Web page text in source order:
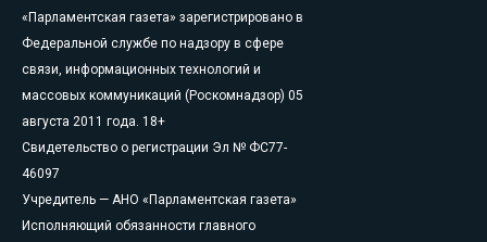
«Парламентская газета» зарегистрировано в
Федеральной службе по надзору в сфере
связи, информационных технологий и
массовых коммуникаций (Роскомнадзор) 05
августа 2011 года. 18+
Свидетельство о регистрации Эл № ФС77-
46097
Учредитель — АНО «Парламентская газета»
Исполняющий обязанности главного